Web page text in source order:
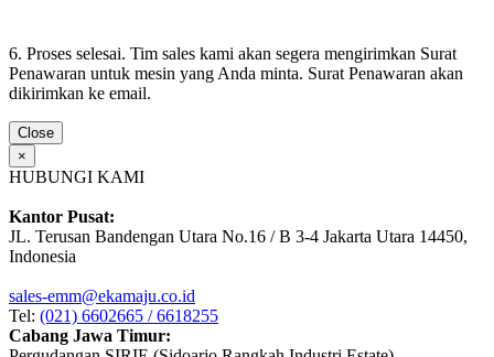
6. Proses selesai. Tim sales kami akan segera mengirimkan Surat
Penawaran untuk mesin yang Anda minta. Surat Penawaran akan
dikirimkan ke email.
Close
×
HUBUNGI KAMI
Kantor Pusat:
JL. Terusan Bandengan Utara No.16 / B 3-4 Jakarta Utara 14450,
Indonesia
sales-emm@ekamaju.co.id
Tel: (021) 6602665 / 6618255
Cabang Jawa Timur: